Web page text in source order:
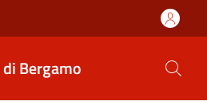
Bergamo